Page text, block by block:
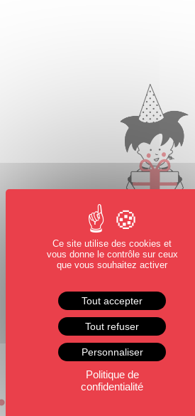
Ce site utilise des cookies et
vous donne le contrôle sur ceux
que vous souhaitez activer
Tout accepter
Tout refuser
Personnaliser
Politique de
confidentialité